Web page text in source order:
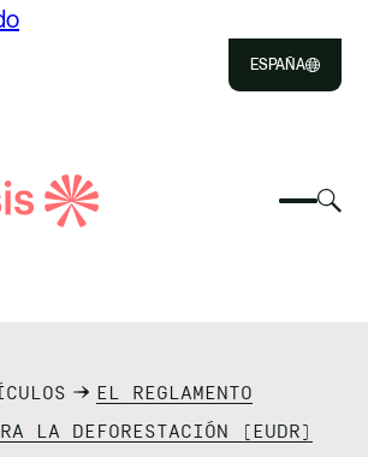
ESPAÑA
EL REGLAMENTO
LA DEFORESTACIÓN (EUDR)